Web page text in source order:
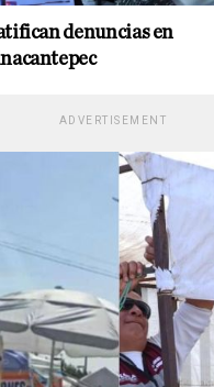
denuncias en
ADVERTISEMENT